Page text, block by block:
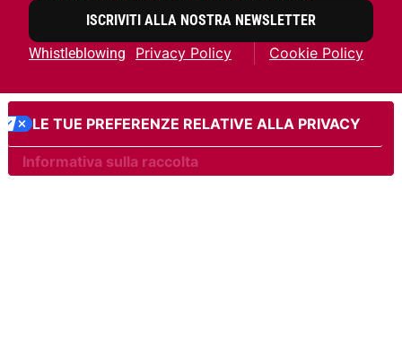
ISCRIVITI ALLA NOSTRA NEWSLETTER
Whistleblowing
Privacy Policy Cookie Policy
Informativa sulla raccolta
LE TUE PREFERENZE RELATIVE ALLA PRIVACY